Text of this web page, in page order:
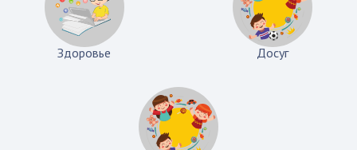
Здоровье Досуг